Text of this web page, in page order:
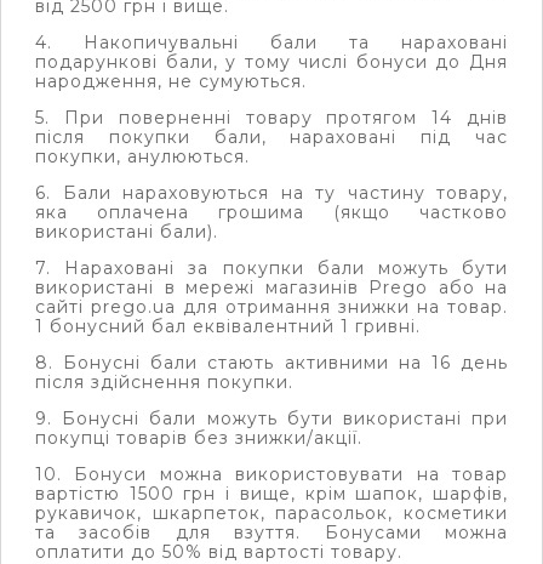
від 2500 грн і вище.
4. Накопичувальні бали та нараховані
подарункові бали, у тому числі бонуси до Дня
народження, не сумуються.
5. При поверненні товару протягом 14 днів
після покупки бали, нараховані під час
покупки, анулюються.
6. Бали нараховуються на ту частину товару,
яка оплачена грошима (якщо частково
використані бали).
7. Нараховані за покупки бали можуть бути
використані в мережі магазинів Prego або на
сайті prego.ua для отримання знижки на товар.
1 бонусний бал еквівалентний 1 гривні.
8. Бонусні бали стають активними на 16 день
після здійснення покупки.
9. Бонусні бали можуть бути використані при
покупці товарів без знижки/акції.
10. Бонуси можна використовувати на товар
вартістю 1500 грн і вище, крім шапок, шарфів,
рукавичок, шкарпеток, парасольок, косметики
та засобів для взуття.
Бонусами можна
оплатити до 50% від вартості товару.